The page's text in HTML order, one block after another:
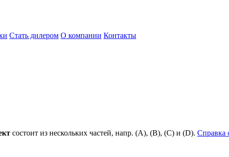
Стать дилером О компании Контакты
состоит из нескольких частей, напр. (А), (B), (С) и (D). Справка